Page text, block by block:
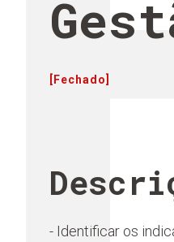
[Fechado]
- Identificar os